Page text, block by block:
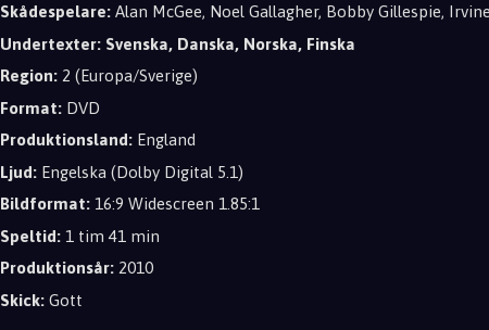
Skådespelare: Alan McGee, Noel Gallagher, Bobby Gillespie,
Undertexter: Svenska, Danska, Norska, Finska
Region: 2 (Europa/Sverige)
Format: DVD
Produktionsland: England
Ljud: Engelska (Dolby Digital 5.1)
Bildformat: 16:9 Widescreen 1.85:1
Speltid: 1 tim 41 min
Produktionsår: 2010
Skick: Gott